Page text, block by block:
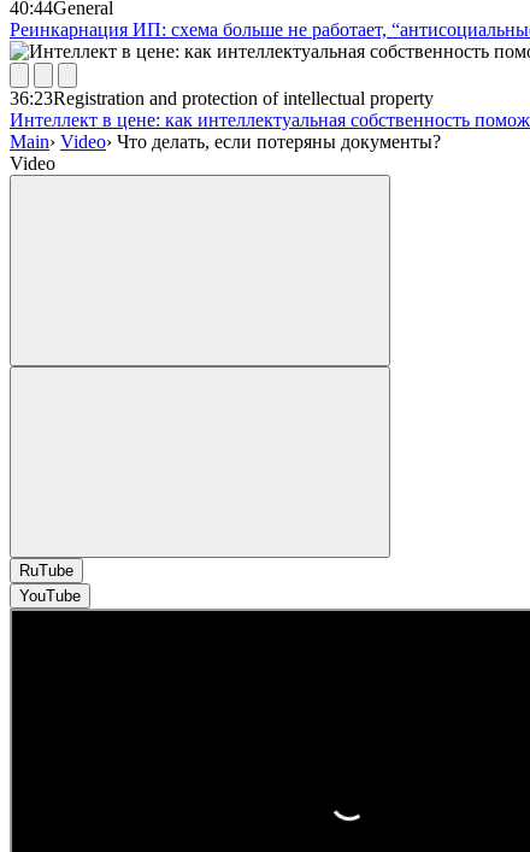
40:44General
Реинкарнация ИП: схема больше не работает,
36:23Registration and protection of intellectual property
Интеллект в цене: как интеллектуальная собственность
Main› Video› Что делать, если потеряны документы?
Video
RuTube
YouTube